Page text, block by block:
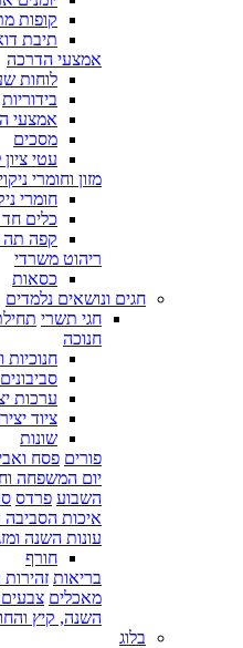
קופות
תיבת
אמצעי הדרכה
לוחות
בידוריות
אמצעי
מסכים
עטי ציון
מזון וחומרי ניקוי
חומרי
כלים
קפה תה
ריהוט משרדי
כסאות
חגים ונושאים נלמדים
חגי תשרי
חנוכה
חנוכיות
סביבונים
ערכות
ציוד
שונות
פורים פסח
יום המשפחה
השבוע פרדס
איכות הסביבה
עונות השנה
חורף
בריאות
מאכלים צבעים
השנה, קיץ
בלוג